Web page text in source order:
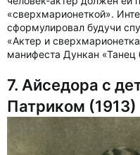
«сверхмарионеткой».
сформулировал будучи
«Актер и
манифеста Дункан «Танец
7. Айседора с
Патриком (1913)